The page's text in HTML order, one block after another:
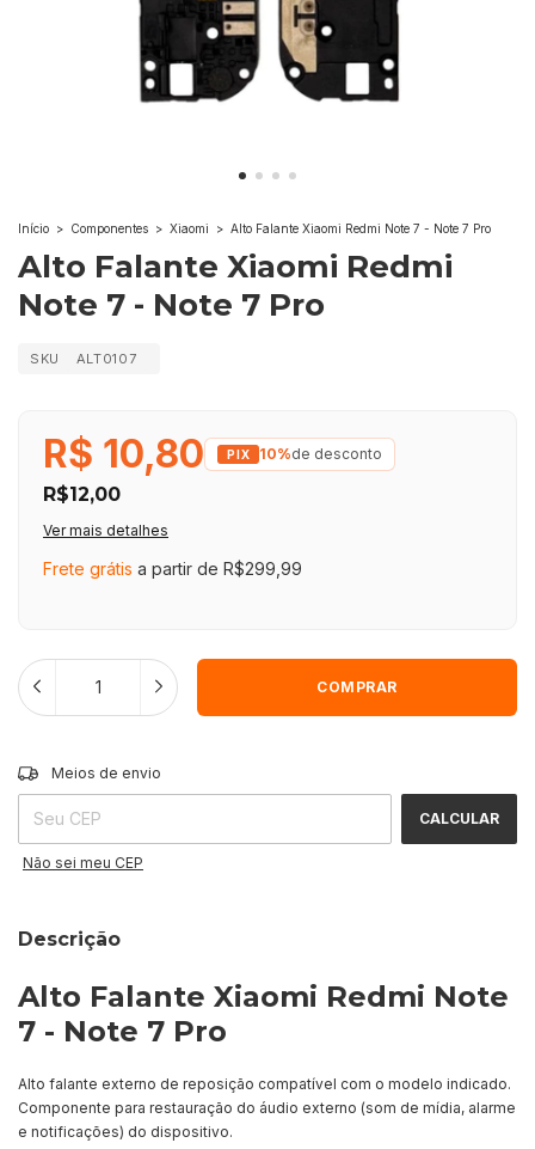
Início > Componentes > Xiaomi > Alto Falante Xiaomi Redmi Note 7 - Note 7 Pro
Alto Falante Xiaomi Redmi
Note 7 - Note 7 Pro
SKU ALT0107
R$ 10,80 10%de desconto
R$12,00
Ver mais detalhes
Frete grátis a partir de R$299,99
Entregas para o CEP:
Meios de envio
CALCULAR
Não sei meu CEP
Descrição
Alto Falante Xiaomi Redmi Note
7 - Note 7 Pro
Alto falante externo de reposição compatível com o modelo indicado.
Componente para restauração do áudio externo (som de mídia, alarme
e notificações) do dispositivo.